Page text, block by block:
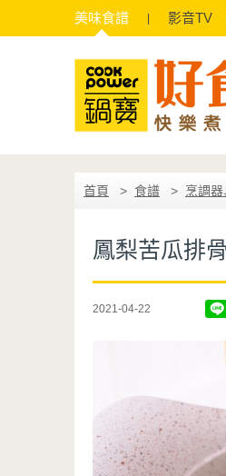
美味食譜 影音TV
首頁 食譜 烹調器
鳳梨苦瓜排
2021-04-22